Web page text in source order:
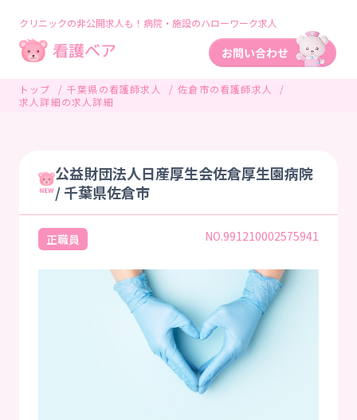
クリニックの非公開求人も！病院・施設のハローワーク求人
トップ 千葉県の看護師求人
佐倉市の看護師求人
求人詳細の求人詳細
公益財団法人日産厚生会佐倉厚生園病院
/ 千葉県佐倉市
正職員 NO.991210002575941